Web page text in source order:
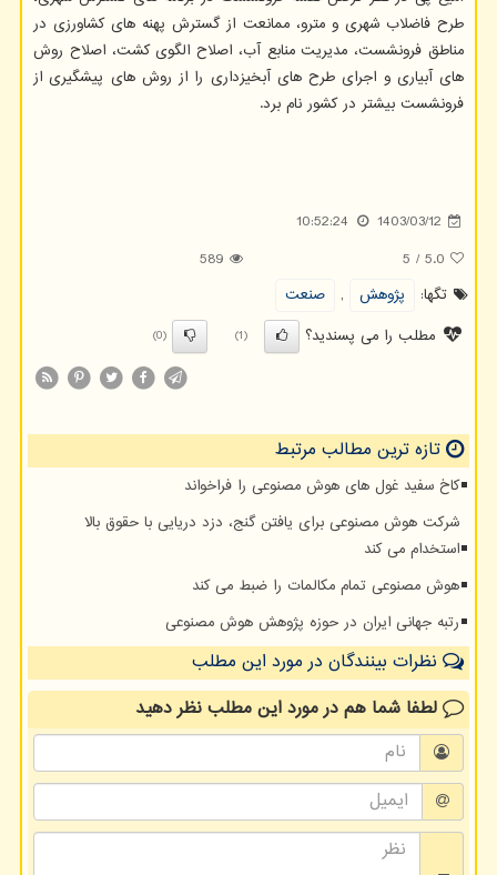
طرح فاضلاب شهری و مترو، ممانعت از گسترش پهنه های کشاورزی در
مناطق فرونشست، مدیریت منابع آب، اصلاح الگوی کشت، اصلاح روش
های آبیاری و اجرای طرح های آبخیزداری را از روش های پیشگیری از
فرونشست بیشتر در کشور نام برد.
1403/03/12
10:52:24
5.0
/
5
589
تگها:
پژوهش ,
صنعت
مطلب را می پسندید؟
(1)
(0)
تازه ترین مطالب مرتبط
کاخ سفید غول های هوش مصنوعی را فراخواند
شرکت هوش مصنوعی برای یافتن گنج، دزد دریایی با حقوق بالا
استخدام می کند
هوش مصنوعی تمام مکالمات را ضبط می کند
رتبه جهانی ایران در حوزه پژوهش هوش مصنوعی
نظرات بینندگان در مورد این مطلب
لطفا شما همدر مورد این مطلبنظر دهید